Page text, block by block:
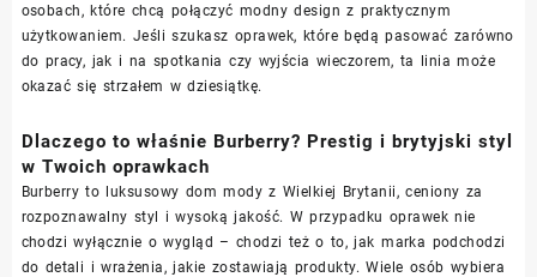
osobach, które chcą połączyć modny design z praktycznym
użytkowaniem. Jeśli szukasz oprawek, które będą pasować zarówno
do pracy, jak i na spotkania czy wyjścia wieczorem, ta linia może
okazać się strzałem w dziesiątkę.
Dlaczego to właśnie Burberry? Prestig i brytyjski styl
w Twoich oprawkach
Burberry to luksusowy dom mody z Wielkiej Brytanii, ceniony za
rozpoznawalny styl i wysoką jakość. W przypadku oprawek nie
chodzi wyłącznie o wygląd – chodzi też o to, jak marka podchodzi
do detali i wrażenia, jakie zostawiają produkty. Wiele osób wybiera